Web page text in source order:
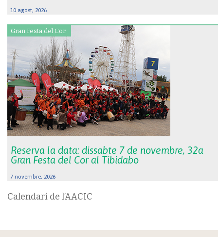
10 agost, 2026
Gran Festa del Cor.
Reserva la data: dissabte 7 de novembre, 32a
Gran Festa del Cor al Tibidabo
7 novembre, 2026
Calendari de l’AACIC